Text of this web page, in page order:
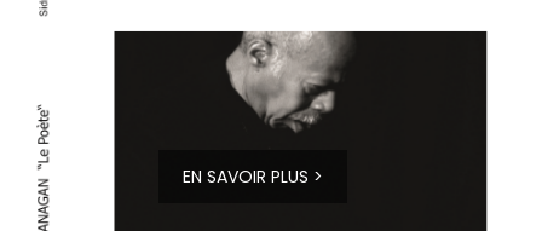
EN SAVOIR PLUS >